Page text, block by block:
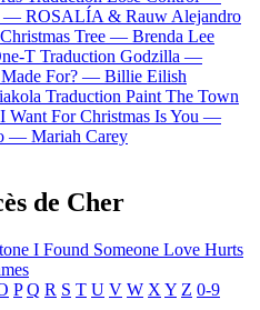
— ROSALÍA & Rauw Alejandro
Tree — Brenda Lee
T Traduction Godzilla —
Made For? — Billie Eilish
Traduction Paint The Town
Want For Christmas Is You —
— Mariah Carey
de Cher
I Found Someone Love Hurts
P Q R S T U V W X Y Z 0-9